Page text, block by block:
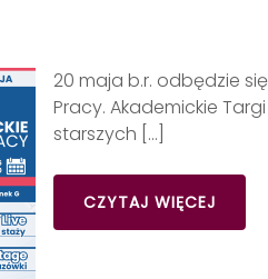
20 maja b.r. odbędzie
Pracy. Akademickie
starszych […]
CZYTAJ WIĘCEJ